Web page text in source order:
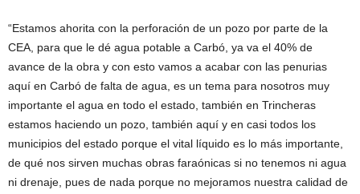
“Estamos ahorita con la perforación de un pozo por parte de la
CEA, para que le dé agua potable a Carbó, ya va el 40% de
avance de la obra y con esto vamos a acabar con las penurias
aquí en Carbó de falta de agua, es un tema para nosotros muy
importante el agua en todo el estado, también en Trincheras
estamos haciendo un pozo, también aquí y en casi todos los
municipios del estado porque el vital líquido es lo más importante,
de qué nos sirven muchas obras faraónicas si no tenemos ni agua
ni drenaje, pues de nada porque no mejoramos nuestra calidad de